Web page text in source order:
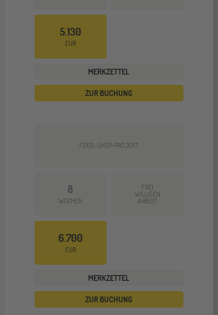
5.130
EUR
MERKZETTEL
ZUR BUCHUNG
FOOD-SHOP-PROJEKT
8
WOCHEN
FREI
WILLIGEN
ARBEIT
6.700
EUR
MERKZETTEL
ZUR BUCHUNG